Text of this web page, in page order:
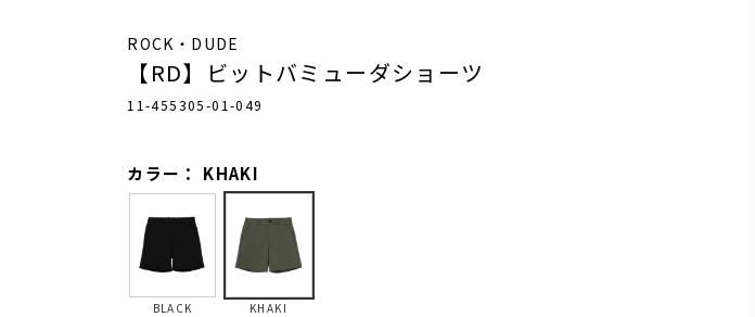
ROCK・DUDE
【RD】ビットバミューダショーツ
11-455305-01-049
カラー： KHAKI
BLACK KHAKI